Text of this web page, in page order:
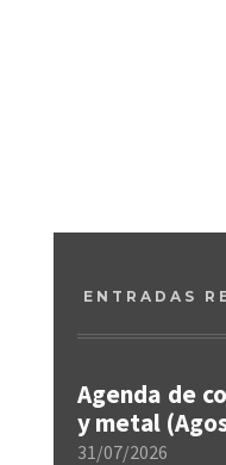
ENTRADAS
Agenda de
y metal
31/07/2026